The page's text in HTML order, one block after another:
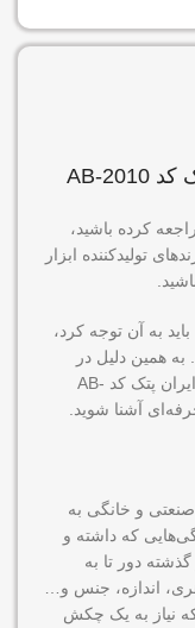
کرده باشید،
تولیدکننده ابزار
به آن توجه کرد،
همین دلیل در
ادامه به بررسی چکش مهندسی 50 گرمی ایران پتک کد AB-
و خانگی به
که داشته و
دور تا به
اندازه، جنس و…
نیاز به یک چکش